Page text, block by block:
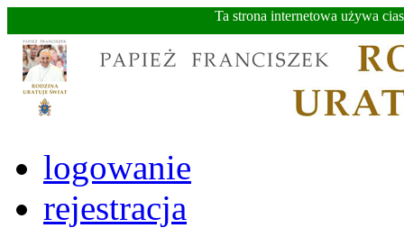
Ta strona internetowa używa
logowanie
rejestracja